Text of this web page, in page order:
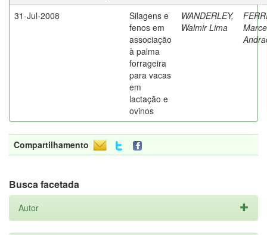
31-Jul-2008
Silagens e
fenos em
associação
à palma
forrageira
para vacas
em
lactação e
ovinos
WANDERLEY,
Walmir Lima
Compartilhamento
Busca facetada
Autor